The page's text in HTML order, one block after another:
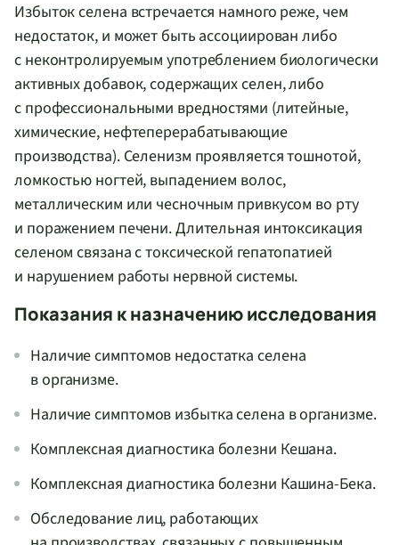
Избыток селена встречается намного реже, чем
недостаток, и может быть ассоциирован либо
с неконтролируемым употреблением биологически
активных добавок, содержащих селен, либо
с профессиональными вредностями (литейные,
химические, нефтеперерабатывающие
производства). Селенизм проявляется тошнотой,
ломкостью ногтей, выпадением волос,
металлическим или чесночным привкусом во рту
и поражением печени. Длительная интоксикация
селеном связана с токсической гепатопатией
и нарушением работы нервной системы.
Показания к назначению исследования
Наличие симптомов недостатка селена
в организме.
Наличие симптомов избытка селена в организме.
Комплексная диагностика болезни Кешана.
Комплексная диагностика болезни Кашина-Бека.
Обследование лиц, работающих